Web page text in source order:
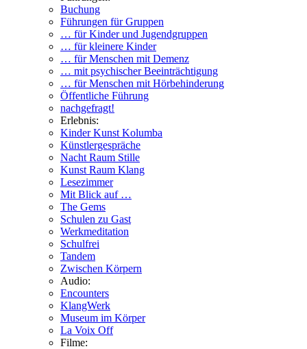
Buchung
Führungen für Gruppen
… für Kinder und Jugendgruppen
… für kleinere Kinder
… für Menschen mit Demenz
… mit psychischer Beeinträchtigung
… für Menschen mit Hörbehinderung
Öffentliche Führung
nachgefragt!
Erlebnis:
Kinder Kunst Kolumba
Künstlergespräche
Nacht Raum Stille
Kunst Raum Klang
Lesezimmer
Mit Blick auf …
The Gems
Schulen zu Gast
Werkmeditation
Schulfrei
Tandem
Zwischen Körpern
Audio:
Encounters
KlangWerk
Museum im Körper
La Voix Off
Filme: